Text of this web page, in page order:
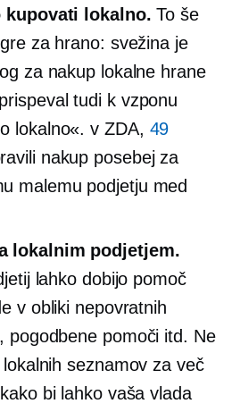
lokalno. To še
za hrano: svežina je
za nakup lokalne hrane
tudi k vzponu
lokalno«. v ZDA, 49
nakup posebej za
malemu podjetju med
lokalnim podjetjem.
lahko dobijo pomoč
v obliki nepovratnih
pogodbene pomoči itd. Ne
seznamov za več
bi lahko vaša vlada